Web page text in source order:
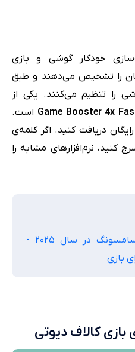
خودکار گوشی و بازی
را تشخیص می‌دهند و طبق
را تنظیم می‌کنند. یکی از
Game Booster 4x است.
دریافت کنید. اگر کلمه‌ی
کنید، نرم‌افزارهای مشابه را
بهترین گوشی گیمینگ سامسونگ در سال ۲۰۲۵ -
بازی
کالاف دیوتی